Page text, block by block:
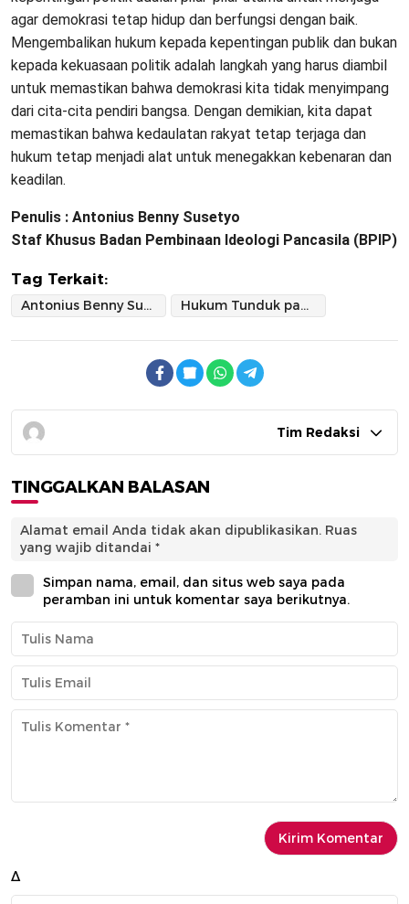
agar demokrasi tetap hidup dan berfungsi dengan baik.
Mengembalikan hukum kepada kepentingan publik dan bukan
kepada kekuasaan politik adalah langkah yang harus diambil
untuk memastikan bahwa demokrasi kita tidak menyimpang
dari cita-cita pendiri bangsa. Dengan demikian, kita dapat
memastikan bahwa kedaulatan rakyat tetap terjaga dan
hukum tetap menjadi alat untuk menegakkan kebenaran dan
keadilan.
Penulis : Antonius Benny Susetyo
Staf Khusus Badan Pembinaan Ideologi Pancasila (BPIP)
Tag Terkait:
Antonius Benny Susetyo Hukum Tunduk pada kebenaran
Tim Redaksi
TINGGALKAN BALASAN
Alamat email Anda tidak akan dipublikasikan. Ruas
yang wajib ditandai *
Simpan nama, email, dan situs web saya pada
peramban ini untuk komentar saya berikutnya.
Δ